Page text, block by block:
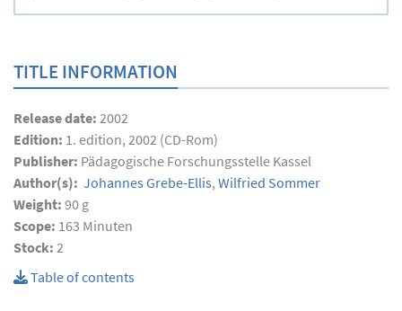
TITLE INFORMATION
Release date: 2002
Edition: 1. edition, 2002 (CD-Rom)
Publisher: Pädagogische Forschungsstelle Kassel
Author(s): Johannes Grebe-Ellis, Wilfried Sommer
Weight: 90 g
Scope: 163 Minuten
Stock: 2
Table of contents